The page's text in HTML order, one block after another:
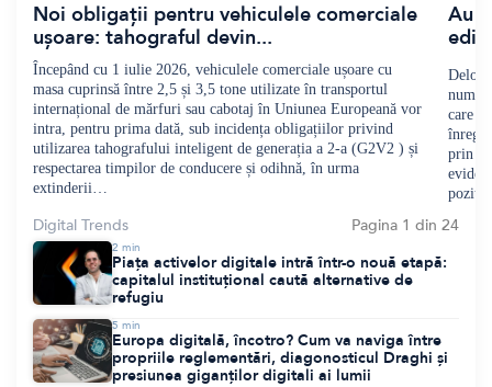
Noi obligații pentru vehiculele comerciale
ușoare: tahograful devin...
Începând cu 1 iulie 2026, vehiculele comerciale ușoare cu
masa cuprinsă între 2,5 și 3,5 tone utilizate în transportul
internațional de mărfuri sau cabotaj în Uniunea Europeană vor
intra, pentru prima dată, sub incidența obligațiilor privind
utilizarea tahografului inteligent de generația a 2-a (G2V2 ) și
respectarea timpilor de conducere și odihnă, în urma
extinderii…
Au
care
prin
Digital Trends Pagina 1 din 24
2 min
Piața activelor digitale intră într-o nouă etapă:
capitalul instituțional caută alternative de
refugiu
5 min
Europa digitală, încotro? Cum va naviga între
propriile reglementări, diagonosticul Draghi și
presiunea giganților digitali ai lumii